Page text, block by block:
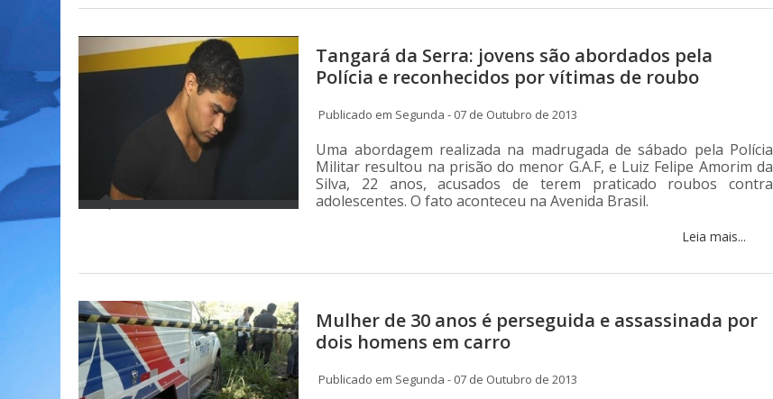
Tangará da Serra: jovens são abordados pela
Polícia e reconhecidos por vítimas de roubo
Publicado em Segunda - 07 de Outubro de 2013
Uma abordagem realizada na madrugada de sábado pela Polícia
Militar resultou na prisão do menor G.A.F, e Luiz Felipe Amorim da
Silva, 22 anos, acusados de terem praticado roubos contra
adolescentes. O fato aconteceu na Avenida Brasil.
Leia mais...
Mulher de 30 anos é perseguida e assassinada por
dois homens em carro
Publicado em Segunda - 07 de Outubro de 2013